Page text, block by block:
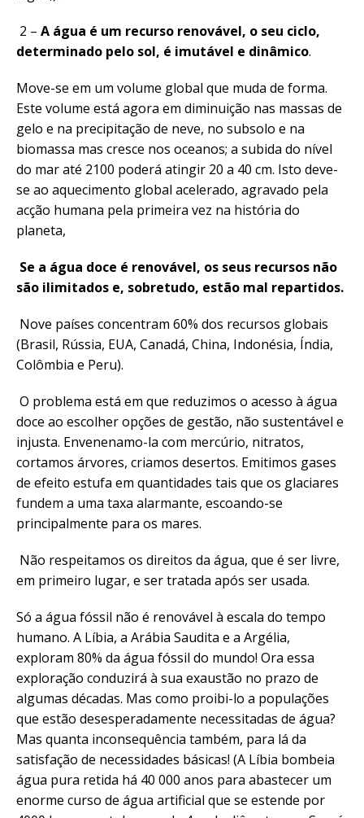
2 – A água é um recurso renovável, o seu ciclo,
determinado pelo sol, é imutável e dinâmico.
Move-se em um volume global que muda de forma.
Este volume está agora em diminuição nas massas de
gelo e na precipitação de neve, no subsolo e na
biomassa mas cresce nos oceanos; a subida do nível
do mar até 2100 poderá atingir 20 a 40 cm. Isto deve-
se ao aquecimento global acelerado, agravado pela
acção humana pela primeira vez na história do
planeta,
Se a água doce é renovável, os seus recursos não
são ilimitados e, sobretudo, estão mal repartidos.
Nove países concentram 60% dos recursos globais
(Brasil, Rússia, EUA, Canadá, China, Indonésia, Índia,
Colômbia e Peru).
O problema está em que reduzimos o acesso à água
doce ao escolher opções de gestão, não sustentável e
injusta. Envenenamo-la com mercúrio, nitratos,
cortamos árvores, criamos desertos. Emitimos gases
de efeito estufa em quantidades tais que os glaciares
fundem a uma taxa alarmante, escoando-se
principalmente para os mares.
Não respeitamos os direitos da água, que é ser livre,
em primeiro lugar, e ser tratada após ser usada.
Só a água fóssil não é renovável à escala do tempo
humano. A Líbia, a Arábia Saudita e a Argélia,
exploram 80% da água fóssil do mundo! Ora essa
exploração conduzirá à sua exaustão no prazo de
algumas décadas. Mas como proibi-lo a populações
que estão desesperadamente necessitadas de água?
Mas quanta inconsequência também, para lá da
satisfação de necessidades básicas! (A Líbia bombeia
água pura retida há 40 000 anos para abastecer um
enorme curso de água artificial que se estende por